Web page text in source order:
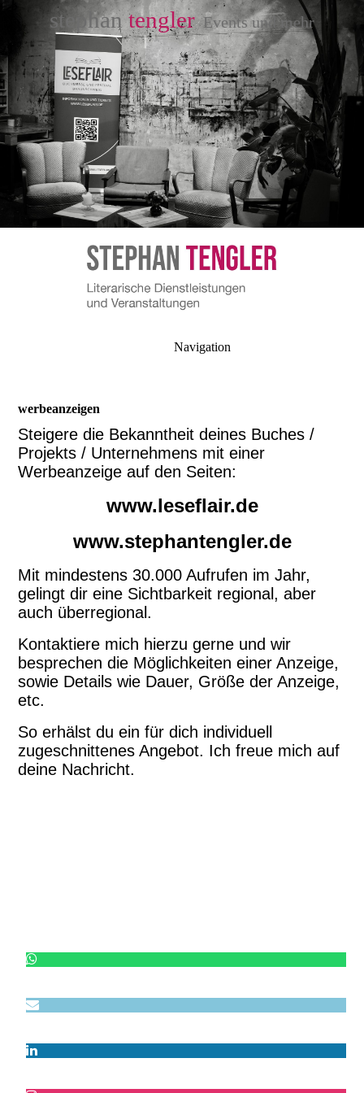
stephan tengler Events und mehr
Navigation
werbeanzeigen
Steigere die Bekanntheit deines Buches /
Projekts / Unternehmens mit einer
Werbeanzeige auf den Seiten:
www.leseflair.de
www.stephantengler.de
Mit mindestens 30.000 Aufrufen im Jahr,
gelingt dir eine Sichtbarkeit regional, aber
auch überregional.
Kontaktiere mich hierzu gerne und wir
besprechen die Möglichkeiten einer Anzeige,
sowie Details wie Dauer, Größe der Anzeige,
etc.
So erhälst du ein für dich individuell
zugeschnittenes Angebot. Ich freue mich auf
deine Nachricht.